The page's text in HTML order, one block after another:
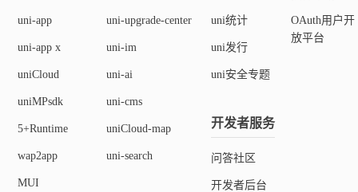
uni-app
uni-app x
uniCloud
uniMPsdk
5+Runtime
wap2app
MUI
uni-upgrade-center
uni-im
uni-ai
uni-cms
uniCloud-map
uni-search
uni统计
uni发行
uni安全专题
开发者服务
问答社区
开发者后台
OAuth用户开
放平台